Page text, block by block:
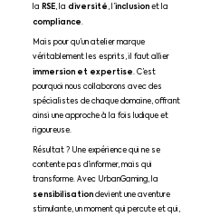
la RSE, la diversité, l’inclusionet la
compliance.
Mais pour qu’un atelier marque
véritablement les esprits, il faut allier
immersion et expertise. C’est
pourquoi nous collaborons avec des
spécialistes de chaque domaine, offrant
ainsi une approche à la fois ludique et
rigoureuse.
Résultat ? Une expérience qui ne se
contente pas d’informer, mais qui
transforme. Avec UrbanGaming, la
sensibilisationdevient une aventure
stimulante, un moment qui percute et qui,